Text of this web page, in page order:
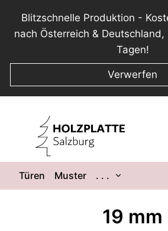
Blitzschnelle Produktion -
nach Österreich &
Tagen!
Verwerfen
springen
Türen Muster . . .
19 mm